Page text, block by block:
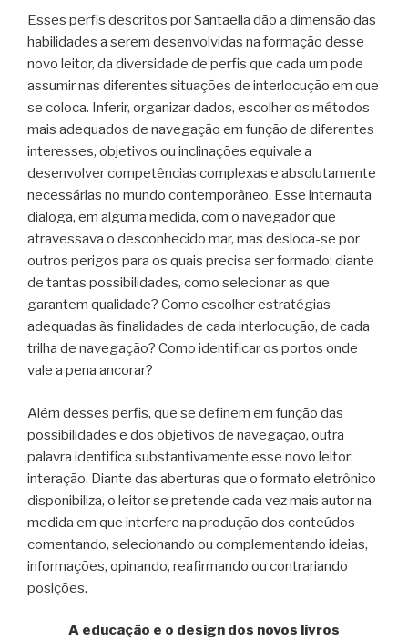
Esses perfis descritos por Santaella dão a dimensão das
habilidades a serem desenvolvidas na formação desse
novo leitor, da diversidade de perfis que cada um pode
assumir nas diferentes situações de interlocução em que
se coloca. Inferir, organizar dados, escolher os métodos
mais adequados de navegação em função de diferentes
interesses, objetivos ou inclinações equivale a
desenvolver competências complexas e absolutamente
necessárias no mundo contemporâneo. Esse internauta
dialoga, em alguma medida, com o navegador que
atravessava o desconhecido mar, mas desloca-se por
outros perigos para os quais precisa ser formado: diante
de tantas possibilidades, como selecionar as que
garantem qualidade? Como escolher estratégias
adequadas às finalidades de cada interlocução, de cada
trilha de navegação? Como identificar os portos onde
vale a pena ancorar?
Além desses perfis, que se definem em função das
possibilidades e dos objetivos de navegação, outra
palavra identifica substantivamente esse novo leitor:
interação. Diante das aberturas que o formato eletrônico
disponibiliza, o leitor se pretende cada vez mais autor na
medida em que interfere na produção dos conteúdos
comentando, selecionando ou complementando ideias,
informações, opinando, reafirmando ou contrariando
posições.
A educação e o design dos novos livros